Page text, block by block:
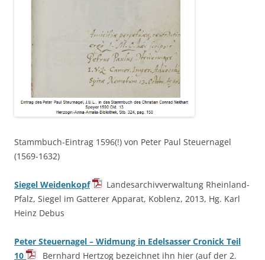
Stammbuch-Eintrag 1596(!) von Peter Paul Steuernagel
(1569-1632)
Siegel Weidenkopf
Landesarchivverwaltung Rheinland-
Pfalz, Siegel im Gatterer Apparat, Koblenz, 2013, Hg. Karl
Heinz Debus
Peter Steuernagel – Widmung in Edelsasser Cronick Teil
10
Bernhard Hertzog bezeichnet ihn hier (auf der 2.